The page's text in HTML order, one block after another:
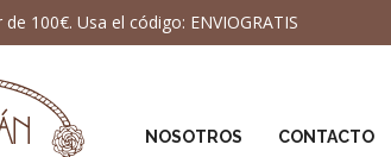
100€. Usa el código: ENVIOGRATIS
NOSOTROS CONTACTO